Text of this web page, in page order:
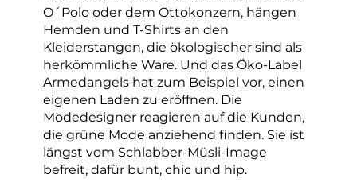
O´Polo oder dem Ottokonzern, hängen
Hemden und T-Shirts an den
Kleiderstangen, die ökologischer sind als
herkömmliche Ware. Und das Öko-Label
Armedangels hat zum Beispiel vor, einen
eigenen Laden zu eröffnen. Die
Modedesigner reagieren auf die Kunden,
die grüne Mode anziehend finden. Sie ist
längst vom Schlabber-Müsli-Image
befreit, dafür bunt, chic und hip.